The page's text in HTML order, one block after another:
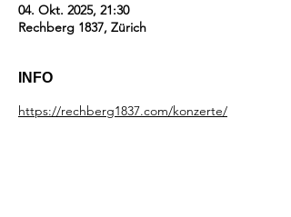
04. Okt. 2025, 21:30
Rechberg 1837, Zürich
INFO
https://rechberg1837.com/konzerte/